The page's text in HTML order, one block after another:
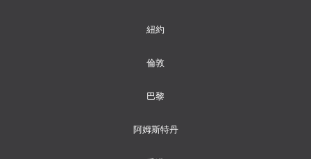
紐約
倫敦
巴黎
阿姆斯特丹